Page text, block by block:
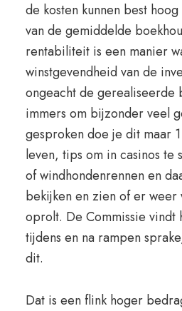
de kosten kunnen best
van de gemiddelde
rentabiliteit is een manier
winstgevendheid van de
ongeacht de gerealiseerde
immers om bijzonder veel
gesproken doe je dit maar
leven, tips om in casinos te
of windhondenrennen en
bekijken en zien of er weer
oprolt. De Commissie vindt
tijdens en na rampen
dit.
Dat is een flink hoger